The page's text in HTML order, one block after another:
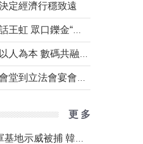
定經濟行穩致遠
更 多